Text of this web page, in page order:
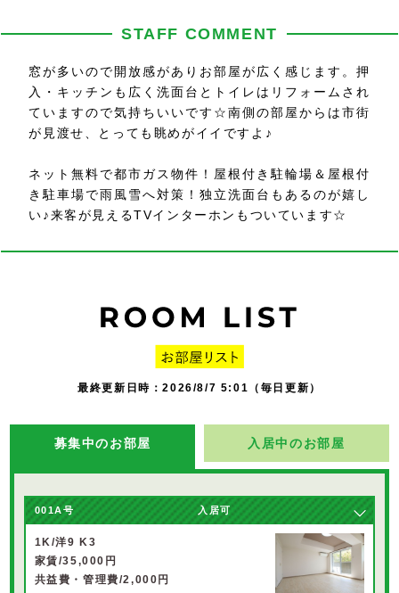
STAFF COMMENT
窓が多いので開放感がありお部屋が広く感じます。押
入・キッチンも広く洗面台とトイレはリフォームされ
ていますので気持ちいいです☆南側の部屋からは市街
が見渡せ、とっても眺めがイイですよ♪
ネット無料で都市ガス物件！屋根付き駐輪場＆屋根付
き駐車場で雨風雪へ対策！独立洗面台もあるのが嬉し
い♪来客が見えるTVインターホンもついています☆
最終更新日時：2026/8/7 5:01（毎日更新）
募集中のお部屋 入居中のお部屋
001A号 入居可
1K/洋9 K3
家賃/35,000円
共益費・管理費/2,000円